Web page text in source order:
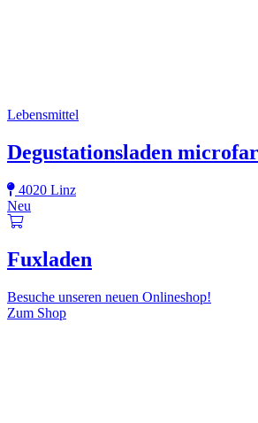
Lebensmittel
Degustationsladen
4020 Linz
Neu
Fuxladen
Besuche unseren neuen Onlineshop!
Zum Shop